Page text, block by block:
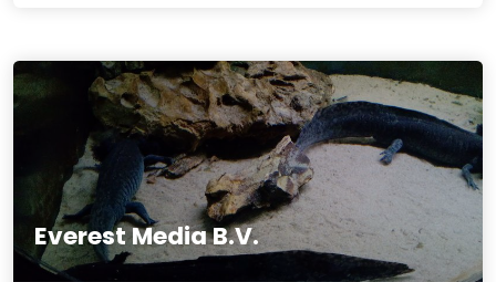
Everest Media B.V.